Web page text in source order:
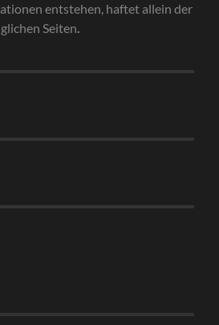
entstehen, haftet allein der
Seiten.